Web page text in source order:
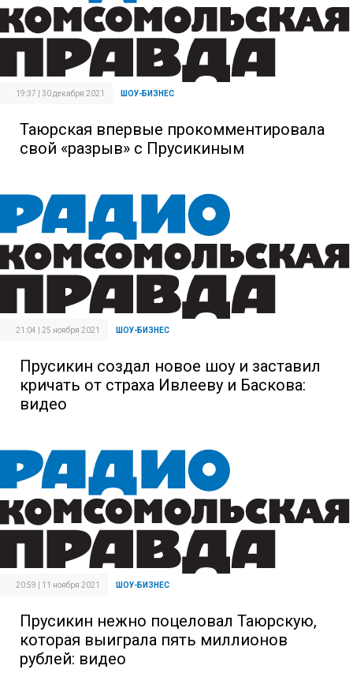
19:37 | 30 декабря 2021 ШОУ-БИЗНЕС
Таюрская впервые прокомментировала
свой «разрыв» с Прусикиным
21:04 | 25 ноября 2021 ШОУ-БИЗНЕС
Прусикин создал новое шоу и заставил
кричать от страха Ивлееву и Баскова:
видео
20:59 | 11 ноября 2021 ШОУ-БИЗНЕС
Прусикин нежно поцеловал Таюрскую,
которая выиграла пять миллионов
рублей: видео